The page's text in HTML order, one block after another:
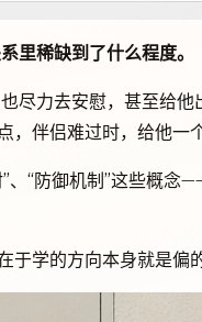
里稀缺到了什么程度。
尽力去安慰，甚至给
伴侣难过时，给他一
“防御机制”这些概念
于学的方向本身就是偏的